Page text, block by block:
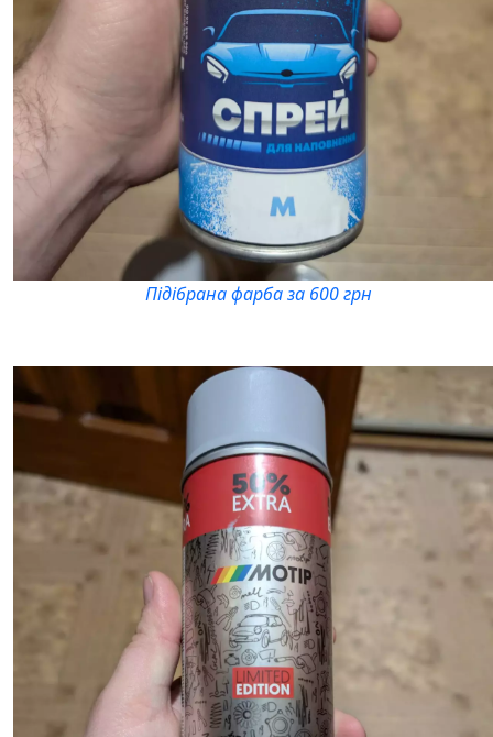
Підібрана фарба за 600 грн